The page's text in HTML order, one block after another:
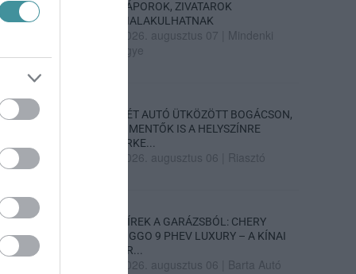
ZÁPOROK, ZIVATAROK
KIALAKULHATNAK
2026. augusztus 07
Mindenki
ügye
KÉT AUTÓ ÜTKÖZÖTT BOGÁCSON,
A MENTŐK IS A HELYSZÍNRE
ÉRKE...
2026. augusztus 06 Riasztó
HÍREK A GARÁZSBÓL: CHERY
TIGGO 9 PHEV LUXURY – A KÍNAI
PR...
2026. augusztus 06 Barta Autó